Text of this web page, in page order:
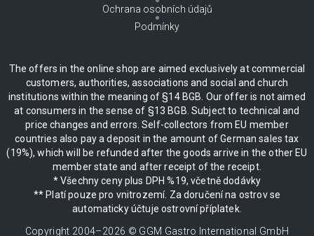
Ochrana osobních údajů
Podmínky
The offers in the online shop are aimed exclusively at commercial
customers, authorities, associations and social and church
institutions within the meaning of §14 BGB. Our offer is not aimed
at consumers in the sense of §13 BGB. Subject to technical and
price changes and errors. Self-collectors from EU member
countries also pay a deposit in the amount of German sales tax
(19%), which will be refunded after the goods arrive in the other EU
member state and after receipt of the receipt.
* Všechny ceny plus DPH %19, včetně dodávky
** Platí pouze pro vnitrozemí. Za doručení na ostrov se
automaticky účtuje ostrovní příplatek.
Copyright 2004–2026 © GGM Gastro International GmbH